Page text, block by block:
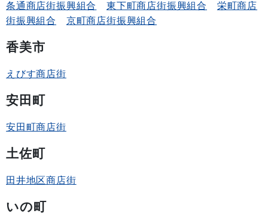
条通商店街振興組合
東下町商店街振興組合
栄町商店
街振興組合
京町商店街振興組合
香美市
えびす商店街
安田町
安田町商店街
土佐町
田井地区商店街
いの町